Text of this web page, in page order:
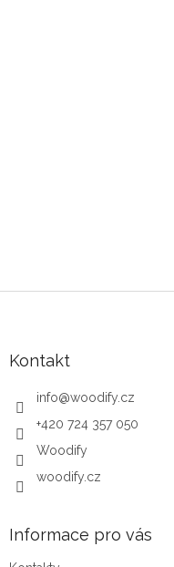
Kontakt
info@woodify.cz
+420 724 357 050
Woodify
woodify.cz
Informace pro vás